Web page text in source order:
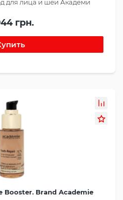
для лица и шеи Академи
грн.
Booster. Brand Academie